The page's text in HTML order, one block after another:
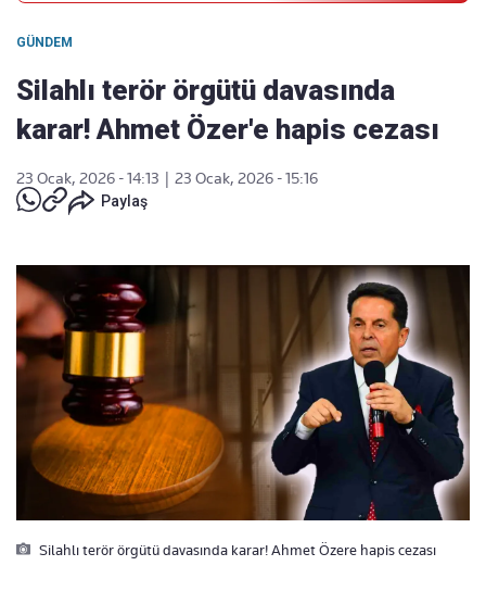
GÜNDEM
Silahlı terör örgütü davasında
karar! Ahmet Özer'e hapis cezası
23 Ocak, 2026 - 14:13
23 Ocak, 2026 - 15:16
Paylaş
Silahlı terör örgütü davasında karar! Ahmet Özere hapis cezası